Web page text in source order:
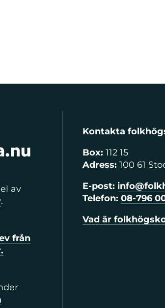
av
.
från
Kontakta
Box:112 15
Adress: 100 61
E-post:
Telefon: 08-796
Vad är